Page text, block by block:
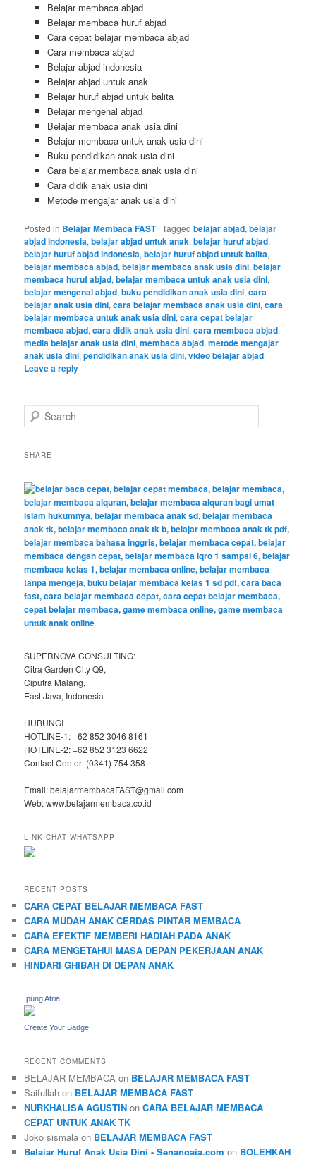
Belajar membaca abjad
Belajar membaca huruf abjad
Cara cepat belajar membaca abjad
Cara membaca abjad
Belajar abjad indonesia
Belajar abjad untuk anak
Belajar huruf abjad untuk balita
Belajar mengenal abjad
Belajar membaca anak usia dini
Belajar membaca untuk anak usia dini
Buku pendidikan anak usia dini
Cara belajar membaca anak usia dini
Cara didik anak usia dini
Metode mengajar anak usia dini
Posted in Belajar Membaca FAST |Tagged belajar abjad,belajar
abjad indonesia,belajar abjad untuk anak,belajar huruf abjad,
belajar huruf abjad indonesia,belajar huruf abjad untuk balita,
belajar membaca abjad,belajar membaca anak usia dini,belajar
membaca huruf abjad,belajar membaca untuk anak usia dini,
belajar mengenal abjad,buku pendidikan anak usia dini,cara
belajar anak usia dini,cara belajar membaca anak usia dini,cara
belajar membaca untuk anak usia dini,cara cepat belajar
membaca abjad,cara didik anak usia dini,cara membaca abjad,
media belajar anak usia dini,membaca abjad,metode mengajar
anak usia dini,pendidikan anak usia dini,video belajar abjad |
Leave a reply
e
rSHARE
SUPERNOVA CONSULTING:
Citra Garden City Q9,
Ciputra Malang,
East Java, Indonesia
HUBUNGI
HOTLINE-1: +62 852 3046 8161
HOTLINE-2: +62 852 3123 6622
Contact Center: (0341) 754 358
Email: belajarmembacaFAST@gmail.com
Web: www.belajarmembaca.co.id
LINK CHAT WHATSAPP
RECENT POSTS
CARA CEPAT BELAJAR MEMBACA FAST
CARA MUDAH ANAK CERDAS PINTAR MEMBACA
CARA EFEKTIF MEMBERI HADIAH PADA ANAK
CARA MENGETAHUI MASA DEPAN PEKERJAAN ANAK
HINDARI GHIBAH DI DEPAN ANAK
Ipung Atria
Create Your Badge
RECENT COMMENTS
BELAJAR MEMBACA on BELAJAR MEMBACA FAST
Saifullah on BELAJAR MEMBACA FAST
NURKHALISA AGUSTIN onCARA BELAJAR MEMBACA
CEPAT UNTUK ANAK TK
Joko sismala on BELAJAR MEMBACA FAST
Belajar Huruf Anak Usia Dini - Senangaja.com on BOLEHKAH